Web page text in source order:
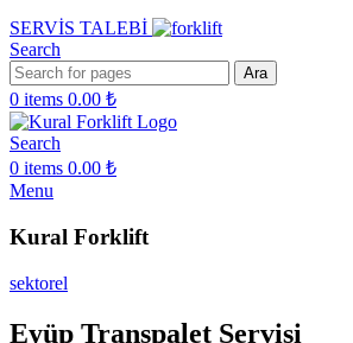
SERVİS TALEBİ
Search
Ara
0 items 0.00 ₺
Search
0 items 0.00 ₺
Menu
Kural Forklift
sektorel
Eyüp Transpalet Servisi